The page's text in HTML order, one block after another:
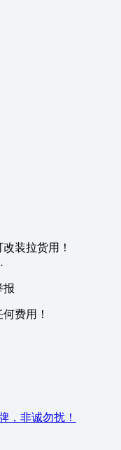
装拉货用！
报
费用！
，非诚勿扰！